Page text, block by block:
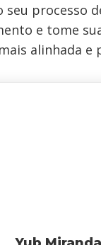
seu processo
e tome
alinhada e